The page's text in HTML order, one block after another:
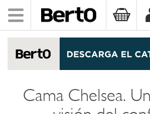
Toggle
navigation
Cama Chelsea.